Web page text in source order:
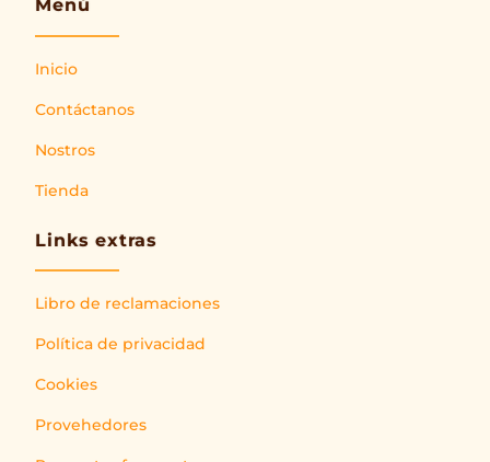
Menú
Inicio
Contáctanos
Nostros
Tienda
Links extras
Libro de reclamaciones
Política de privacidad
Cookies
Provehedores